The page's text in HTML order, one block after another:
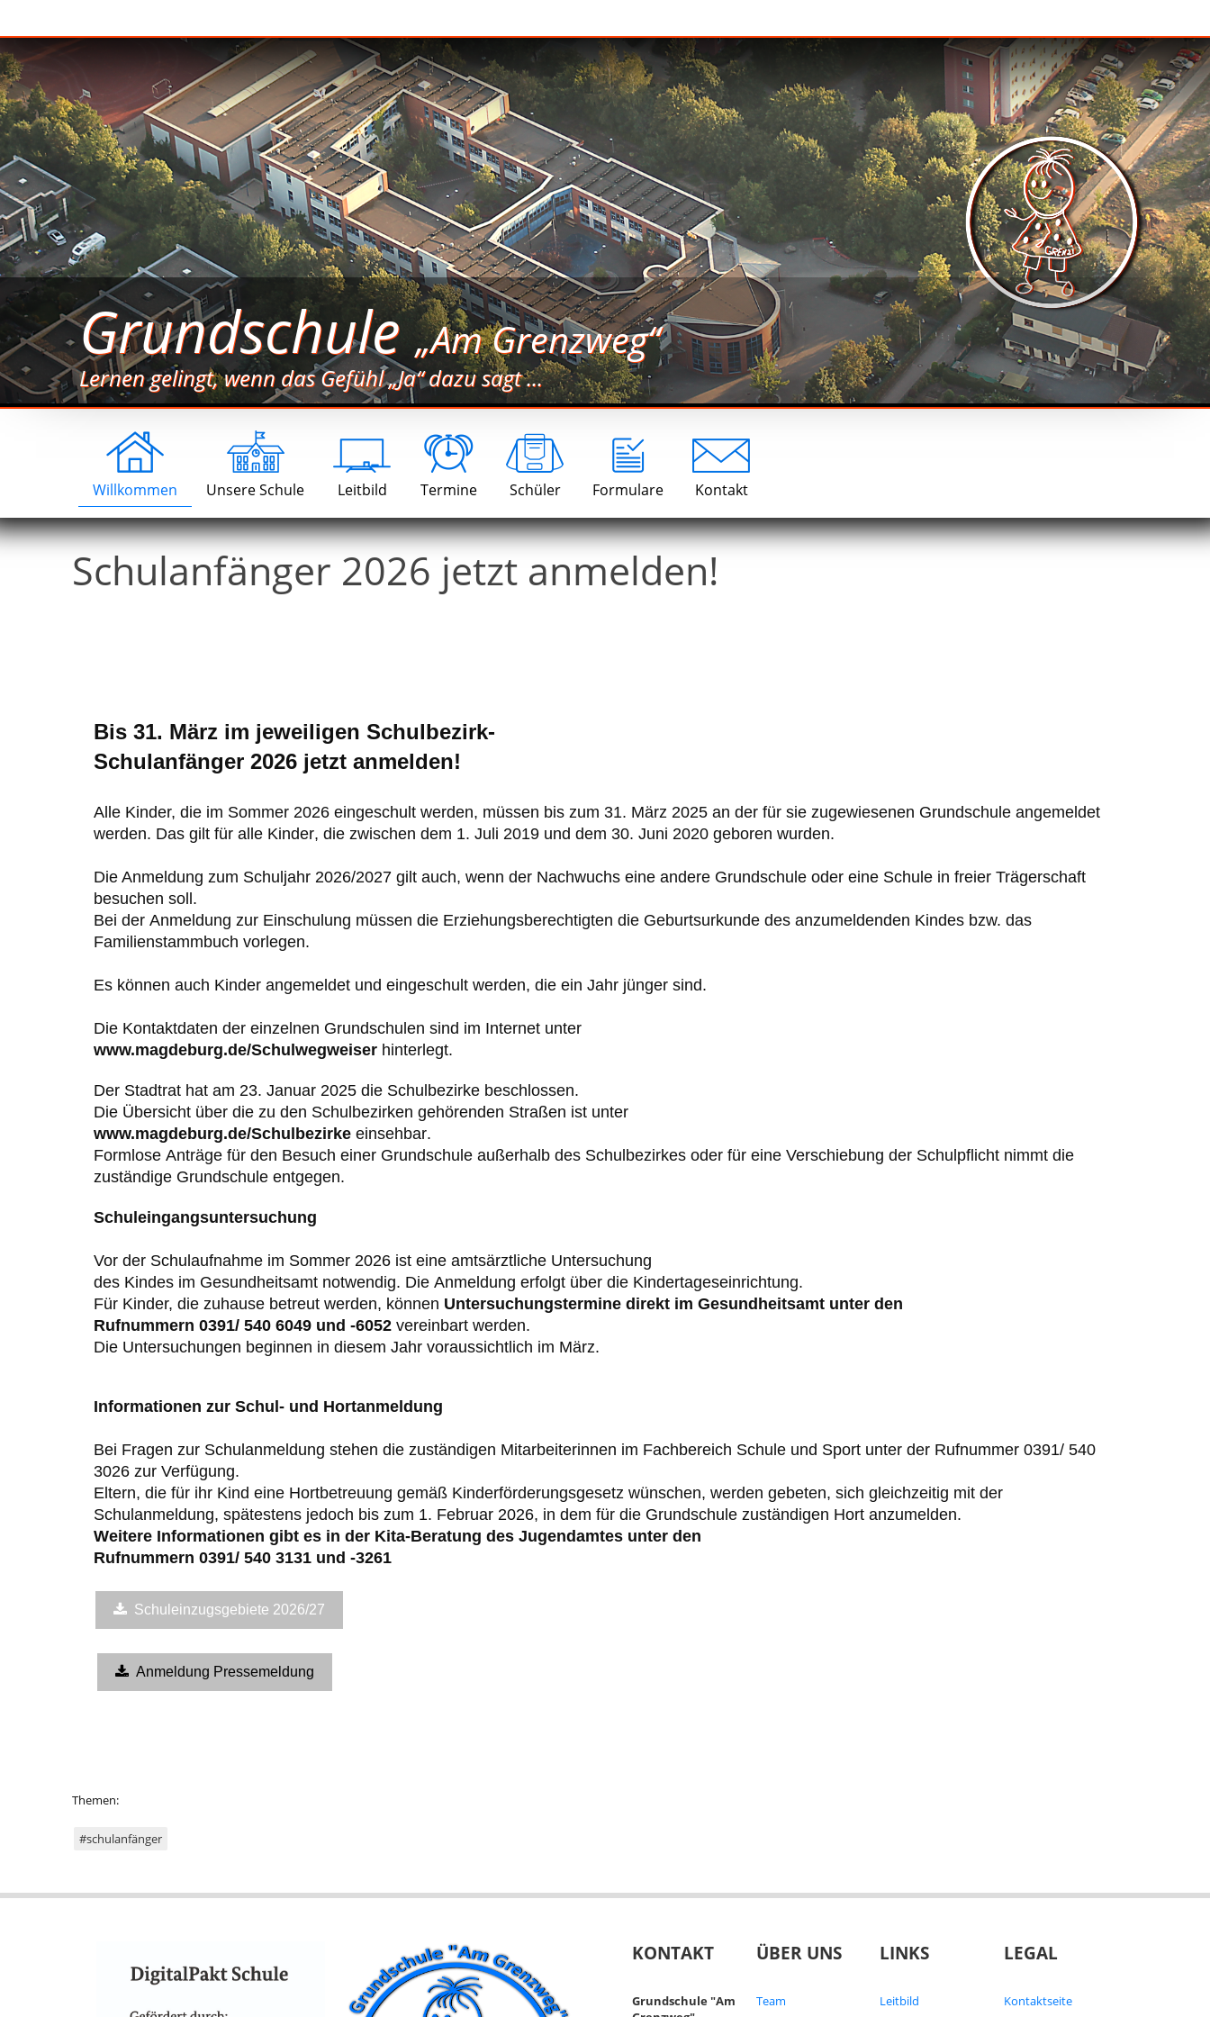
Grundschule„Am Grenzweg“
Lernen gelingt, wenn das Gefühl „Ja“ dazu sagt ...
Willkommen Unsere Schule
Unterricht
Sekretariat
Schulsozialarbeit
Leitbild Termine Schüler Formulare Kontakt
wenn das Gefühl „Ja“ dazu sagt ...
Schulanfänger 2026 jetzt anmelden!
Bis 31. März im jeweiligen Schulbezirk-
Schulanfänger 2026 jetzt anmelden!
Alle Kinder, die im Sommer 2026 eingeschult werden, müssen bis zum 31. März 2025 an der für sie zugewiesenen Grundschule angemeldet
werden. Das gilt für alle Kinder, die zwischen dem 1. Juli 2019 und dem 30. Juni 2020 geboren wurden.
Die Anmeldung zum Schuljahr 2026/2027 gilt auch, wenn der Nachwuchs eine andere Grundschule oder eine Schule in freier Trägerschaft
besuchen soll.
Bei der Anmeldung zur Einschulung müssen die Erziehungsberechtigten die Geburtsurkunde des anzumeldenden Kindes bzw. das
Familienstammbuch vorlegen.
Es können auch Kinder angemeldet und eingeschult werden, die ein Jahr jünger sind.
Die Kontaktdaten der einzelnen Grundschulen sind im Internet unter
www.magdeburg.de/Schulwegweiser hinterlegt.
Der Stadtrat hat am 23. Januar 2025 die Schulbezirke beschlossen.
Die Übersicht über die zu den Schulbezirken gehörenden Straßen ist unter
www.magdeburg.de/Schulbezirke einsehbar.
Formlose Anträge für den Besuch einer Grundschule außerhalb des Schulbezirkes oder für eine Verschiebung der Schulpflicht nimmt die
zuständige Grundschule entgegen.
Schuleingangsuntersuchung
Vor der Schulaufnahme im Sommer 2026 ist eine amtsärztliche Untersuchung
des Kindes im Gesundheitsamt notwendig. Die Anmeldung erfolgt über die Kindertageseinrichtung.
Für Kinder, die zuhause betreut werden, können Untersuchungstermine direkt im Gesundheitsamt unter den
Rufnummern 0391/ 540 6049 und -6052 vereinbart werden.
Die Untersuchungen beginnen in diesem Jahr voraussichtlich im März.
Informationen zur Schul - und Hortanmeldung
Bei Fragen zur Schulanmeldung stehen die zuständigen Mitarbeiterinnen im Fachbereich Schule und Sport unter der Rufnummer 0391/ 540
3026 zur Verfügung.
Eltern, die für ihr Kind eine Hortbetreuung gemäß Kinderförderungsgesetz wünschen, werden gebeten, sich gleichzeitig mit der
Schulanmeldung, spätestens jedoch bis zum 1. Februar 2026, in dem für die Grundschule zuständigen Hort anzumelden.
Weitere Informationen gibt es in der Kita-Beratung des Jugendamtes unter den
Rufnummern 0391/ 540 3131 und -3261
Schuleinzugsgebiete 2026/27
Anmeldung Pressemeldung
Themen:
#schulanfänger
KONTAKT
Grundschule "Am
ÜBER UNS
Team
LINKS
Leitbild
LEGAL
Kontaktseite